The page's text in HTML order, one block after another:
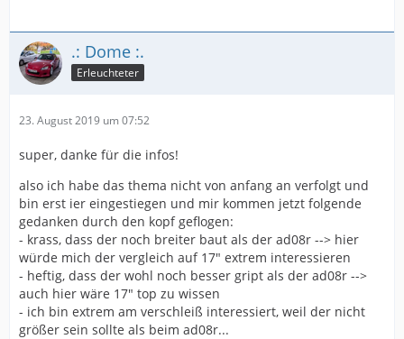
.: Dome :.
Erleuchteter
23. August 2019 um 07:52
super, danke für die infos!
also ich habe das thema nicht von anfang an verfolgt und
bin erst ier eingestiegen und mir kommen jetzt folgende
gedanken durch den kopf geflogen:
- krass, dass der noch breiter baut als der ad08r --> hier
würde mich der vergleich auf 17" extrem interessieren
- heftig, dass der wohl noch besser gript als der ad08r -->
auch hier wäre 17" top zu wissen
- ich bin extrem am verschleiß interessiert, weil der nicht
größer sein sollte als beim ad08r...